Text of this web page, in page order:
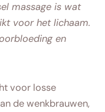
massage is wat
voor het lichaam.
en
voor losse
de wenkbrauwen,